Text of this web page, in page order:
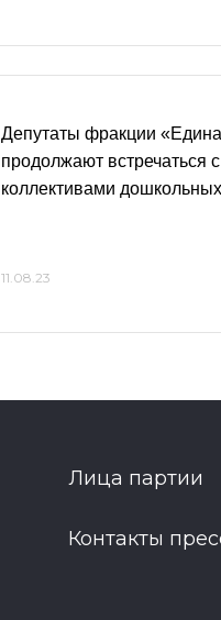
Депутаты фракции
продолжают встречаться
коллективами
11.08.23
Лица партии
Контакты